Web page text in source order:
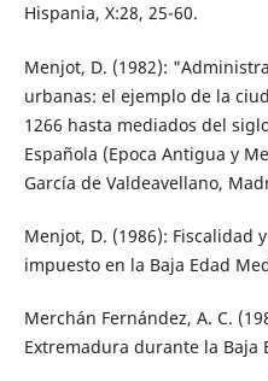
Hispania, X:28, 25-60.
Menjot, D. (1982):
urbanas: el ejemplo de la
1266 hasta mediados del
Española (Epoca Antigua y
García de Valdeavellano,
Menjot, D. (1986): Fiscalidad
impuesto en la Baja Edad
Merchán Fernández, A. C.
Extremadura durante la Baja